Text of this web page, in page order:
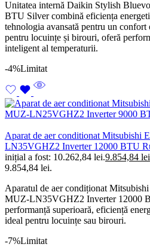
Unitatea internă Daikin Stylish
BTU Silver combină eficiența
tehnologia avansată pentru un
pentru locuințe și birouri, oferă
inteligent al temperaturii.
-4%Limitat
Aparat de aer conditionat
LN35VGHZ2 Inverter 12000 BTU
inițial a fost: 10.262,84 lei.9.854,84 lei
9.854,84 lei.
Aparatul de aer condiționat
MUZ-LN35VGHZ2 Inverter 12000
performanță superioară, eficiență
ideal pentru locuințe sau birouri.
-7%Limitat